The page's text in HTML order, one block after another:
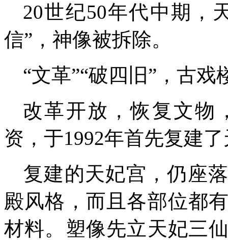
20世纪50年代中期，
信”， 神像被拆除。
“文革”“破四旧”，古
改革开放，恢复文物
资， 于1992年首先复建
复建的天妃宫，仍座
殿风格，而且各部位都
材料。塑像先立天妃三